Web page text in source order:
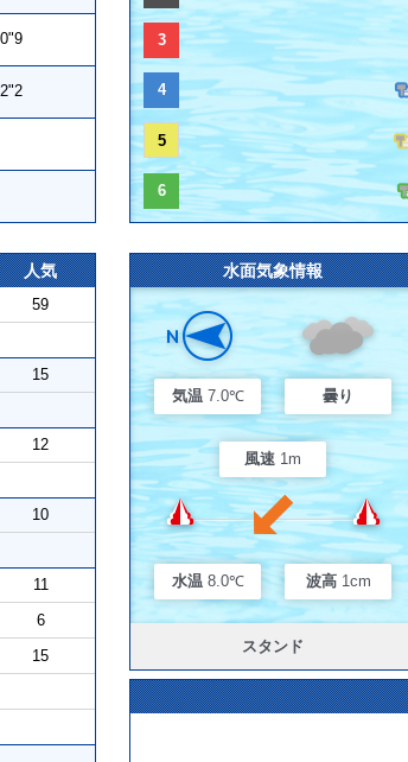
3
4
5
6
人気
59
15
12
10
11
6
15
水面気象情報
気温 7.0℃ 曇り
風速 1m
水温 8.0℃ 波高 1cm
スタンド